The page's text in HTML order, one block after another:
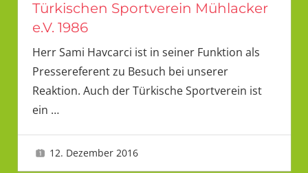
Türkischen Sportverein Mühlacker
e.V. 1986
Herr Sami Havcarci ist in seiner Funktion als
Pressereferent zu Besuch bei unserer
Reaktion. Auch der Türkische Sportverein ist
ein …
12. Dezember 2016